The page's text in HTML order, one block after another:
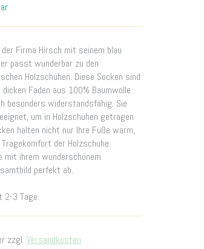
Firma Hirsch mit seinem blau
passt wunderbar zu den
Holzschuhen. Diese Socken sind
Faden aus 100% Baumwolle
besonders widerstandsfähig. Sie
um in Holzschuhen getragen
halten nicht nur Ihre Füße warm,
der Holzschuhe.
mit ihrem wunderschönem
perfekt ab.
2-3 Tage.
zzgl. Versandkosten